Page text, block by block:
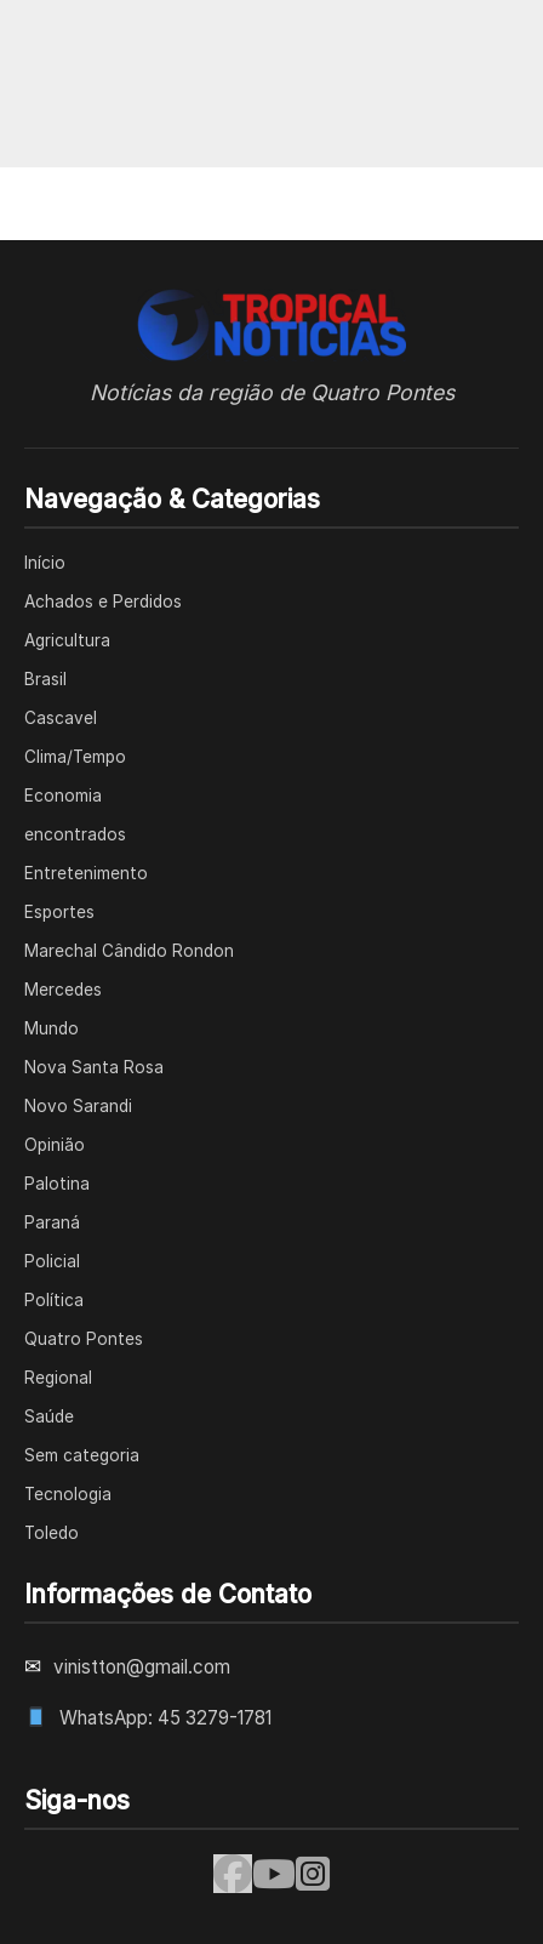
Notícias da região de Quatro Pontes
Navegação & Categorias
Início
Achados e Perdidos
Agricultura
Brasil
Cascavel
Clima/Tempo
Economia
encontrados
Entretenimento
Esportes
Marechal Cândido Rondon
Mercedes
Mundo
Nova Santa Rosa
Novo Sarandi
Opinião
Palotina
Paraná
Policial
Política
Quatro Pontes
Regional
Saúde
Sem categoria
Tecnologia
Toledo
Informações de Contato
✉ vinistton@gmail.com
WhatsApp: 45 3279-1781
Siga-nos